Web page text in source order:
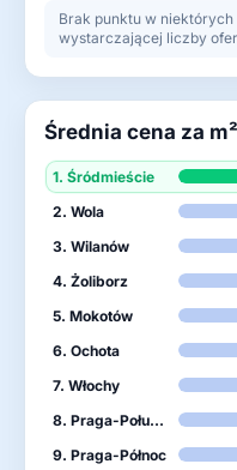
Brak punktu w
wystarczającej liczby
Średnia cena za
1. Śródmieście
2. Wola
3. Wilanów
4. Żoliborz
5. Mokotów
6. Ochota
7. Włochy
8. Praga-Południe
9. Praga-Północ